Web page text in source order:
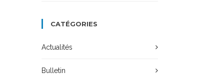
CATÉGORIES
Actualités
Bulletin